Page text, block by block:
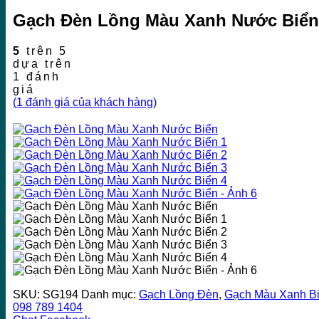
Gạch Đèn Lồng Màu Xanh Nước Biển
5 trên 5
dựa trên
1
đánh
giá
(1 đánh giá của khách hàng)
SKU: SG194 Danh mục: Gạch Lồng Đèn, Gạch Màu Xanh
098 789 1404